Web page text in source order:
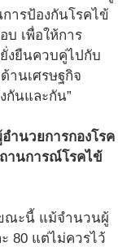
ารป้องกันโรคไข้
บ เพื่อให้การ
งยืนควบคู่ไปกับ
านเศรษฐกิจ
กันและกัน”
ำนวยการกองโรค
านการณ์โรคไข้
ขณะนี้ แม้จำนวนผู้
80 แต่ไม่ควรไว้